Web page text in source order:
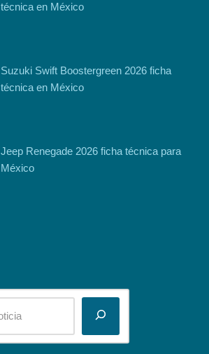
técnica en México
Suzuki Swift Boostergreen 2026 ficha
técnica en México
Jeep Renegade 2026 ficha técnica para
México